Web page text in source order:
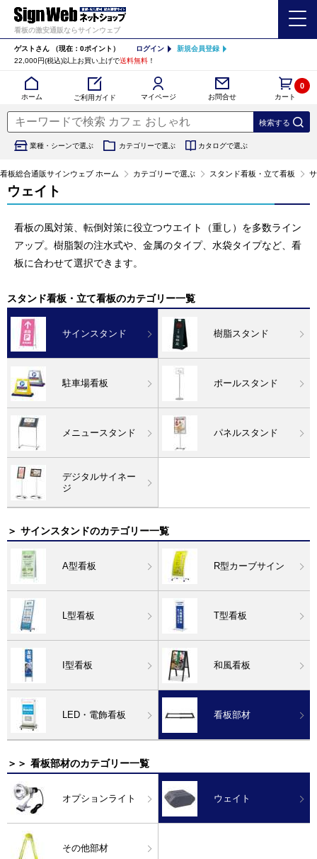
看板の激安通販ならサインウェブ
ゲストさん （現在：0ポイント） ログイン
新規会員登録
22,000円(税込)以上お買い上げで送料無料 ！
ホーム ご利用ガイド マイページ お問合せ カート
0
業種・シーンで選ぶ カテゴリーで選ぶ カタログで選ぶ
看板総合通販サインウェブ ホーム カテゴリーで選ぶ スタンド看板・立て看板
ウェイト
看板の風対策、転倒対策に役立つウエイト（重し）を多数ライン
アップ。樹脂製の注水式や、金属のタイプ、水袋タイプなど、看
板に合わせて選択できます。
スタンド看板・立て看板のカテゴリー一覧
サインスタンド 樹脂スタンド
駐車場看板 ポールスタンド
メニュースタンド パネルスタンド
デジタルサイネー
ジ
＞ サインスタンドのカテゴリー一覧
A型看板 R型カーブサイン
L型看板 T型看板
I型看板 和風看板
LED・電飾看板 看板部材
＞＞ 看板部材のカテゴリー一覧
オプションライト ウェイト
その他部材